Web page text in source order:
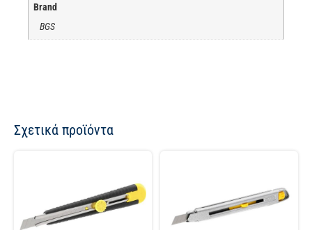
Brand
BGS
Σχετικά προϊόντα